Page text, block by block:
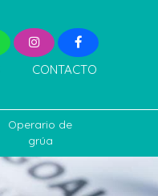
CONTACTO
Operario de
grúa